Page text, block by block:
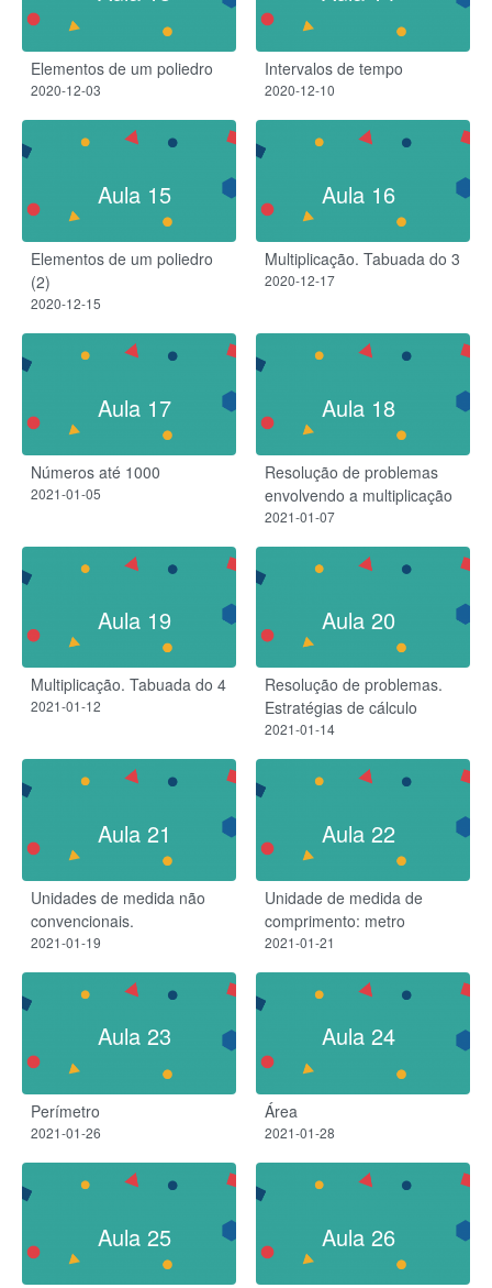
Elementos de um poliedro
2020-12-03
Intervalos de tempo
2020-12-10
Aula 15
Elementos de um poliedro
(2)
2020-12-15
Aula 16
Multiplicação. Tabuada do 3
2020-12-17
Aula 17
Números até 1000
2021-01-05
Aula 18
Resolução de problemas
envolvendo a multiplicação
2021-01-07
Aula 19
Multiplicação. Tabuada do 4
2021-01-12
Aula 20
Resolução de problemas.
Estratégias de cálculo
2021-01-14
Aula 21
Unidades de medida não
convencionais.
2021-01-19
Aula 22
Unidade de medida de
comprimento: metro
2021-01-21
Aula 23
Perímetro
2021-01-26
Aula 24
Área
2021-01-28
Aula 25 Aula 26